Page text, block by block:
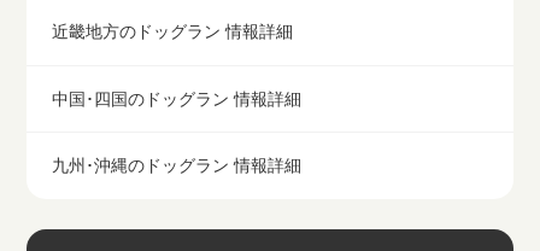
近畿地方のドッグラン 情報詳細
中国･四国のドッグラン 情報詳細
九州･沖縄のドッグラン 情報詳細